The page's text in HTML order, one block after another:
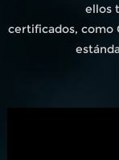
ellos
certificados, como